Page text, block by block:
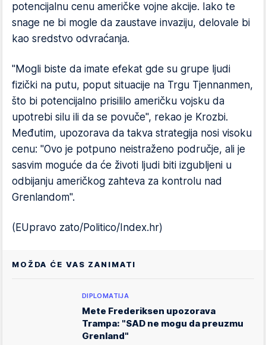
potencijalnu cenu američke vojne akcije. Iako te
snage ne bi mogle da zaustave invaziju, delovale bi
kao sredstvo odvraćanja.
"Mogli biste da imate efekat gde su grupe ljudi
fizički na putu, poput situacije na Trgu Tjennanmen,
što bi potencijalno prisililo američku vojsku da
upotrebi silu ili da se povuče", rekao je Krozbi.
Međutim, upozorava da takva strategija nosi visoku
cenu: "Ovo je potpuno neistraženo područje, ali je
sasvim moguće da će životi ljudi biti izgubljeni u
odbijanju američkog zahteva za kontrolu nad
Grenlandom".
(EUpravo zato/Politico/Index.hr)
MOŽDA ĆE VAS ZANIMATI
DIPLOMATIJA
Mete Frederiksen upozorava
Trampa: "SAD ne mogu da preuzmu
Grenland"